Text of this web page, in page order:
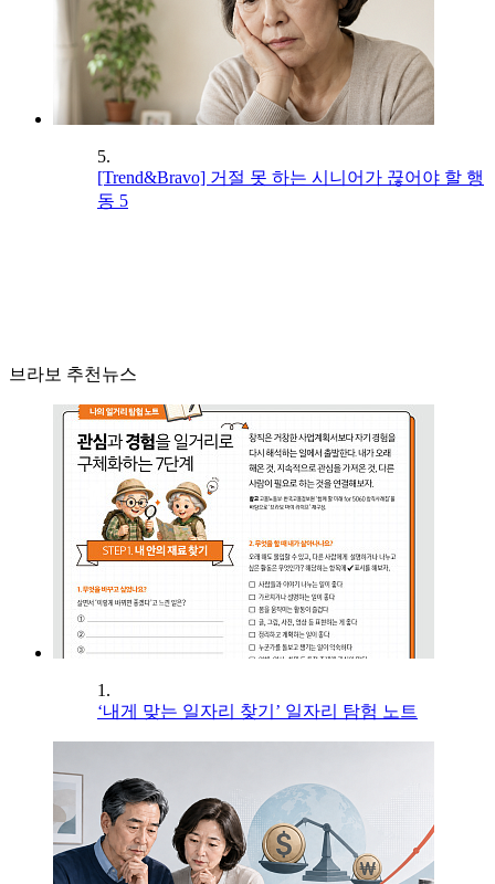
5.
[Trend&Bravo] 거절 못 하는 시니어가 끊어야 할 행
동 5
브라보 추천뉴스
1.
‘내게 맞는 일자리 찾기’ 일자리 탐험 노트